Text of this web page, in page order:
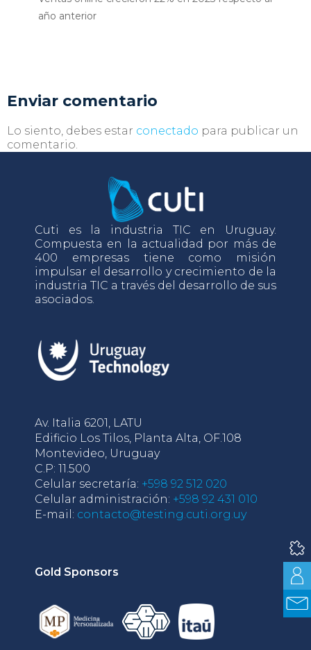
año anterior
Enviar comentario
Lo siento, debes estar conectado para publicar un
comentario.
Cuti es la industria TIC en Uruguay.
Compuesta en la actualidad por más de
400 empresas tiene como misión
impulsar el desarrollo y crecimiento de la
industria TIC a través del desarrollo de sus
asociados.
Av. Italia 6201, LATU
Edificio Los Tilos, Planta Alta, OF.108
Montevideo, Uruguay
C.P: 11.500
Celular secretaría: +598 92 512 020
Celular administración: +598 92 431 010
E-mail: contacto@testing.cuti.org.uy
Gold Sponsors